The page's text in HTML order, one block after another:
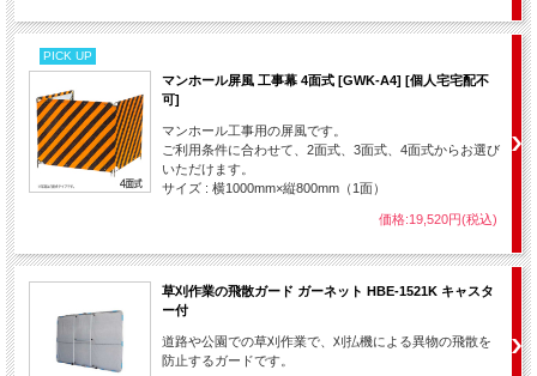
PICK UP
マンホール屏風 工事幕 4面式 [GWK-A4] [個人宅宅配不
可]
マンホール工事用の屏風です。
ご利用条件に合わせて、2面式、3面式、4面式からお選び
いただけます。
サイズ : 横1000mm×縦800mm（1面）
価格:19,520円(税込)
草刈作業の飛散ガード ガーネット HBE-1521K キャスタ
ー付
道路や公園での草刈作業で、刈払機による異物の飛散を
防止するガードです。